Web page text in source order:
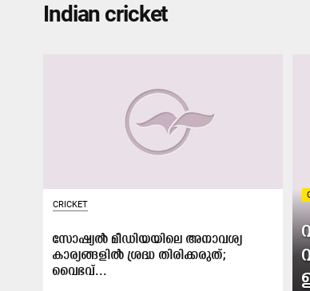
Indian cricket
CRICKET
സോഷ്യൽ മീഡിയയിലെ അനാവശ്യ
കാര്യങ്ങളിൽ ശ്രദ്ധ തിരിക്കരുത്;
വൈഭവ്...